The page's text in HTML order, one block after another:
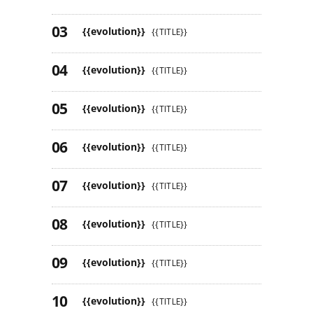
{{evolution}} {{TITLE}}
{{evolution}} {{TITLE}}
{{evolution}} {{TITLE}}
{{evolution}} {{TITLE}}
{{evolution}} {{TITLE}}
{{evolution}} {{TITLE}}
{{evolution}} {{TITLE}}
{{evolution}} {{TITLE}}